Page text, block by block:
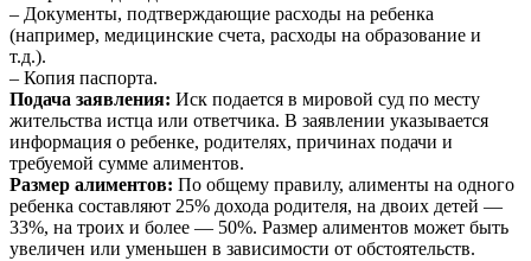
– Документы, подтверждающие расходы на ребенка
(например, медицинские счета, расходы на образование и
т.д.).
– Копия паспорта.
Подача заявления: Иск подается в мировой суд по месту
жительства истца или ответчика. В заявлении указывается
информация о ребенке, родителях, причинах подачи и
требуемой сумме алиментов.
Размер алиментов: По общему правилу, алименты на одного
ребенка составляют 25% дохода родителя, на двоих детей —
33%, на троих и более — 50%. Размер алиментов может быть
увеличен или уменьшен в зависимости от обстоятельств.